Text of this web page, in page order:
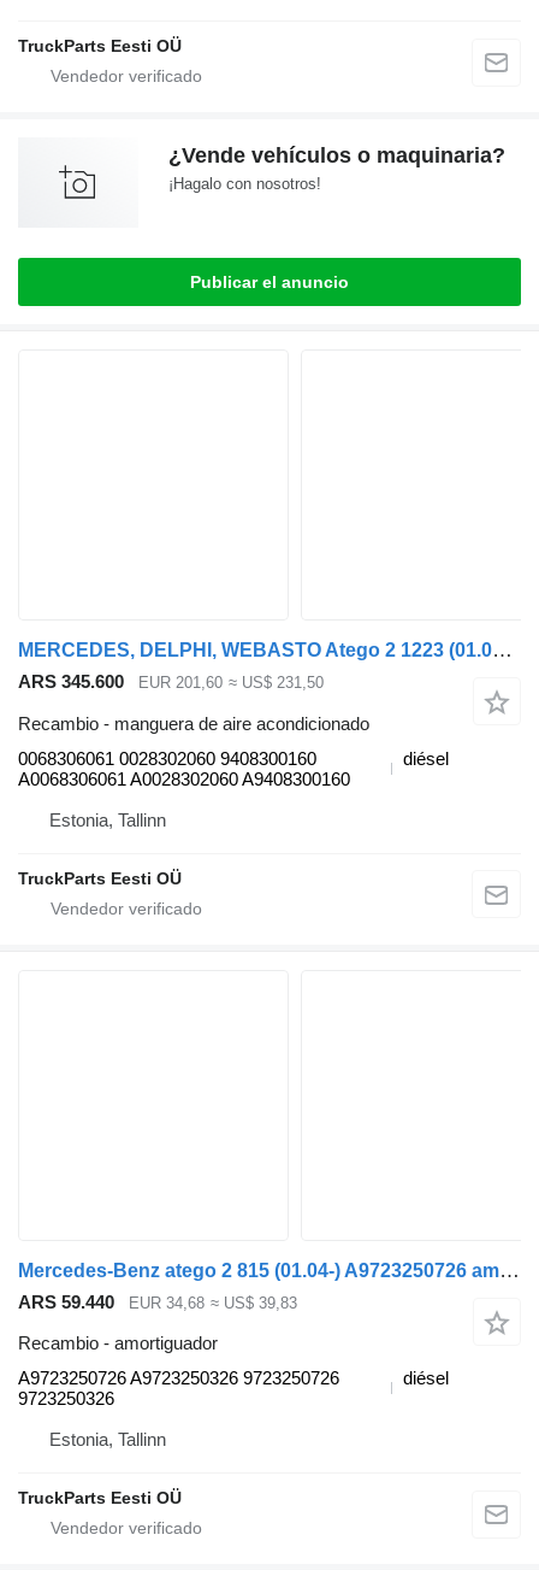
TruckParts Eesti OÜ
¿Vende vehículos o maquinaria?
¡Hagalo con nosotros!
Publicar el anuncio
MERCEDES, DELPHI, WEBASTO Atego 2 1223 (01.04-) 0068306061 manguera de aire acondicionado para Mercedes-Benz Atego, Atego 2, Atego 3 (1996-) cabeza tractora
ARS 345.600 EUR 201,60 ≈ US$ 231,50
Recambio - manguera de aire acondicionado
0068306061 0028302060 9408300160
A0068306061 A0028302060 A9408300160
diésel
Estonia, Tallinn
TruckParts Eesti OÜ
Mercedes-Benz atego 2 815 (01.04-) A9723250726 amortiguador para Mercedes-Benz Atego, Atego 2, Atego 3 (1996-) cabeza tractora
ARS 59.440 EUR 34,68 ≈ US$ 39,83
Recambio - amortiguador
A9723250726 A9723250326 9723250726
9723250326
diésel
Estonia, Tallinn
TruckParts Eesti OÜ